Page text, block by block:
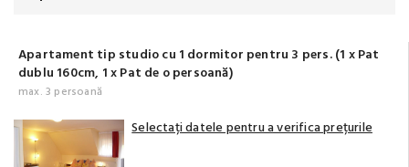
Apartament tip studio cu 1 dormitor pentru 3 pers. (1 x Pat
dublu 160cm, 1 x Pat de o persoană)
max. 3 persoană
Selectați datele pentru a verifica prețurile